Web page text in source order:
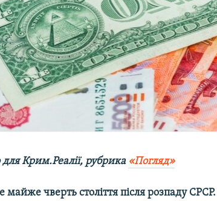
для Крим.Реалії, рубрика «Погляд»
чверть століття після розпаду СРСР.